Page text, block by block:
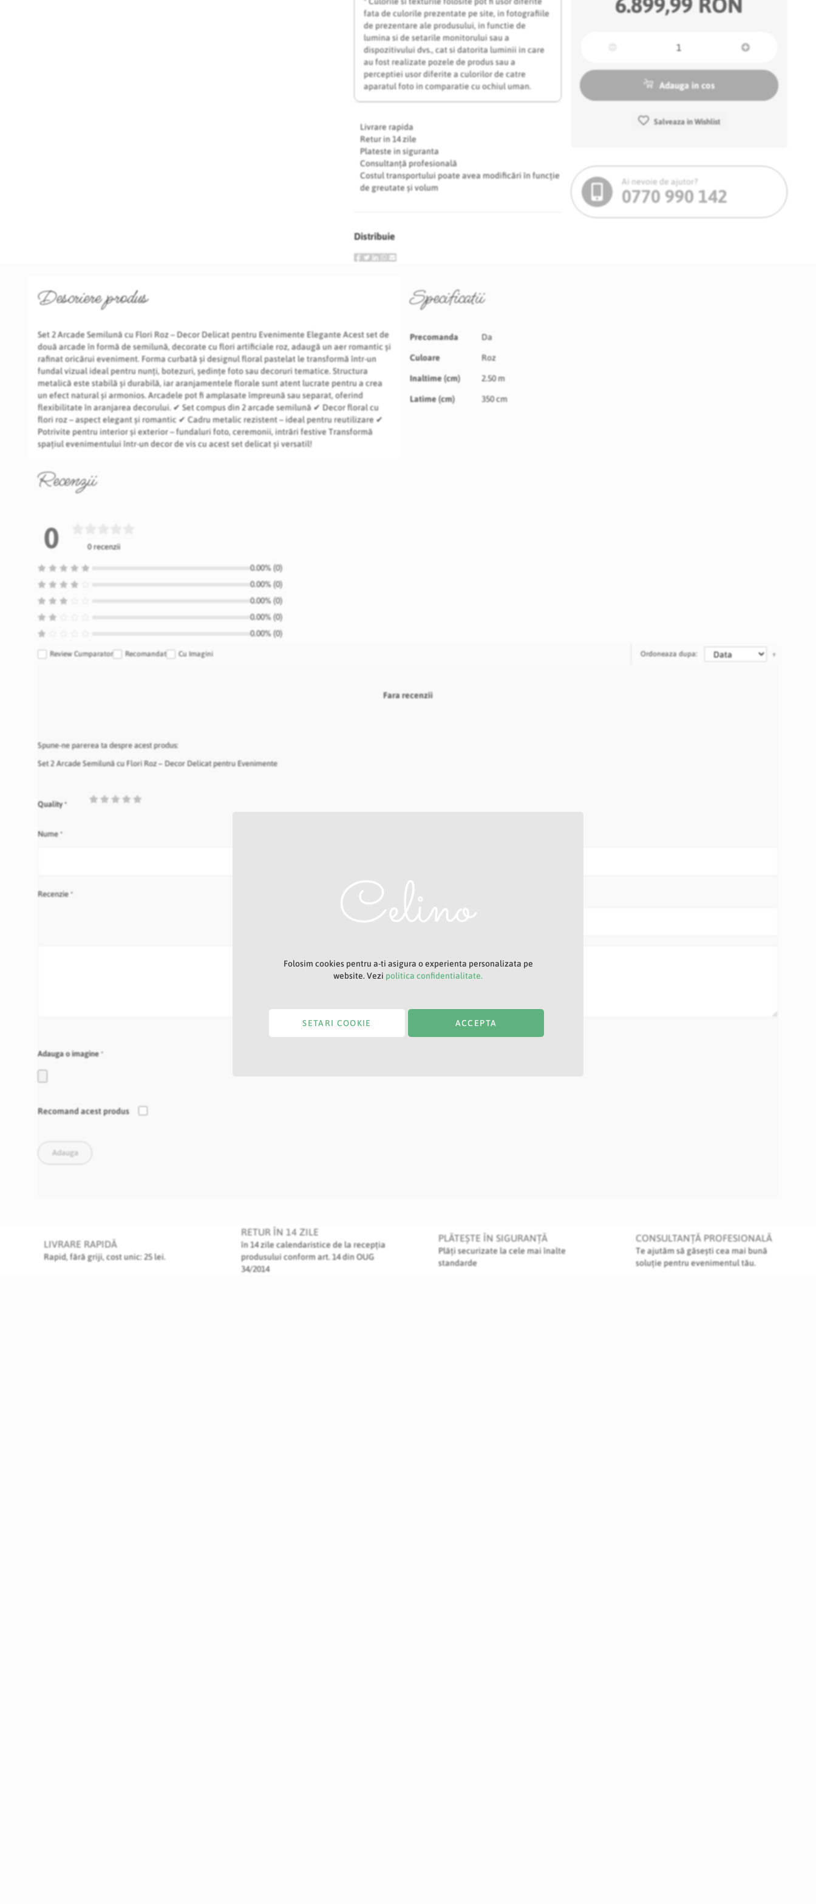
fata de culorile prezentate pe site, in fotografiile
de prezentare ale produsului, in functie de
lumina si de setarile monitorului sau a
dispozitivului dvs., cat si datorita luminii in care
au fost realizate pozele de produs sau a
perceptiei usor diferite a culorilor de catre
aparatul foto in comparatie cu ochiul uman.
Livrare rapida
Retur in 14 zile
Plateste in siguranta
Consultanță profesională
Costul transportului poate avea modificări în funcție
de greutate și volum
Distribuie
Adauga in cos
Salveaza in Wishlist
Ai nevoie de ajutor?
0770 990 142
Descriere produs
Set 2 Arcade Semilună cu Flori Roz – Decor Delicat pentru Evenimente Elegante Acest set de
două arcade în formă de semilună, decorate cu flori artificiale roz, adaugă un aer romantic și
rafinat oricărui eveniment. Forma curbată și designul floral pastelat le transformă într-un
fundal vizual ideal pentru nunți, botezuri, ședințe foto sau decoruri tematice. Structura
metalică este stabilă și durabilă, iar aranjamentele florale sunt atent lucrate pentru a crea
un efect natural și armonios. Arcadele pot fi amplasate împreună sau separat, oferind
flexibilitate în aranjarea decorului. ✔ Set compus din 2 arcade semilună ✔ Decor floral cu
flori roz – aspect elegant și romantic ✔ Cadru metalic rezistent – ideal pentru reutilizare ✔
Potrivite pentru interior și exterior – fundaluri foto, ceremonii, intrări festive Transformă
spațiul evenimentului într-un decor de vis cu acest set delicat și versatil!
Specificatii
Specificatii
Precomanda Da
Culoare Roz
Inaltime (cm) 2.50 m
Latime (cm) 350 cm
Recenzii
0 0 recenzii
0.00% (0)
0.00% (0)
0.00% (0)
0.00% (0)
0.00% (0)
Review Cumparator Recomandat Cu Imagini Ordoneaza dupa:
Fara recenzii
Spune-ne parerea ta despre acest produs:
Set 2 Arcade Semilună cu Flori Roz – Decor Delicat pentru Evenimente
Quality
1
2
3
4
Nume
Recenzie
Adauga o imagine
Recomand acest produs
Adauga
LIVRARE RAPIDĂ
Rapid, fără griji, cost unic: 25 lei.
RETUR ÎN 14 ZILE
în 14 zile calendaristice de la recepția
produsului conform art. 14 din OUG
34/2014
PLĂTEȘTE ÎN SIGURANȚĂ
Plăți securizate la cele mai înalte
standarde
CONSULTANȚĂ PROFESIONALĂ
Te ajutăm să găsești cea mai bună
soluție pentru evenimentul tău.
Folosim cookies pentru a-ti asigura o experienta personalizata pe
website. Vezi politica confidentialitate.
ACCEPTA
SETARI COOKIE